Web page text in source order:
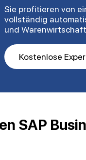
Sie profitieren von
vollständig
und
Kostenlose
SAP